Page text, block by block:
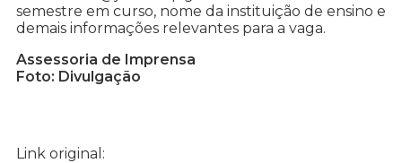
semestre em curso, nome da instituição de ensino e
demais informações relevantes para a vaga.
Assessoria de Imprensa
Foto: Divulgação
Link original: